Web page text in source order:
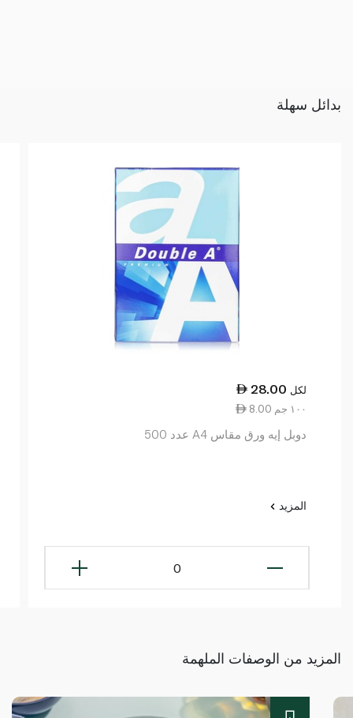
بدائل سهلة
28.00 لكل
8.00 ١٠٠ جم
دوبل إيه ورق مقاس A4 عدد 500
المزيد
0
المزيد من الوصفات الملهمة